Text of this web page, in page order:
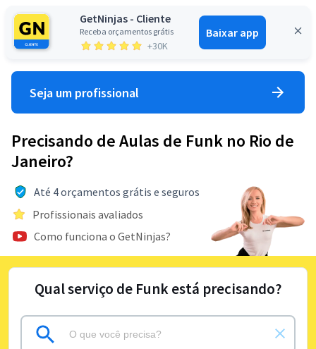
GetNinjas - Cliente
Receba orçamentos grátis
+30K
Baixar app
Entrar
Seja um profissional
Precisando de Aulas de Funk no Rio de
Janeiro?
Até 4 orçamentos grátis e seguros
Profissionais avaliados
Como funciona o GetNinjas?
Qual serviço de Funk está precisando?